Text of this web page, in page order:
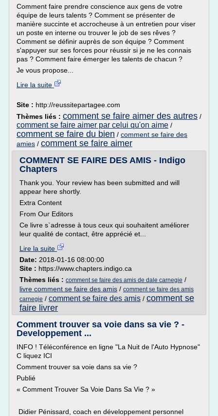
Comment faire prendre conscience aux gens de votre
équipe de leurs talents ? Comment se présenter de
manière succinte et accrocheuse à un entretien pour viser
un poste en interne ou trouver le job de ses rêves ?
Comment se définir auprès de son équipe ? Comment
s'appuyer sur ses forces pour réussir si je ne les connais
pas ? Comment faire émerger les talents de chacun ?
Je vous propose...
Lire la suite
Site : http://reussitepartagee.com
Thèmes liés : comment se faire aimer des autres /
comment se faire aimer par celui qu'on aime /
comment se faire du bien / comment se faire des
amies / comment se faire aimer
COMMENT SE FAIRE DES AMIS - Indigo
Chapters
Thank you. Your review has been submitted and will
appear here shortly.
Extra Content
From Our Editors
Ce livre s`adresse à tous ceux qui souhaitent améliorer
leur qualité de contact, être apprécié et...
Lire la suite
Date: 2018-01-16 08:00:00
Site : https://www.chapters.indigo.ca
Thèmes liés : comment se faire des amis de dale carnegie /
livre comment se faire des amis / comment se faire des amis
carnegie / comment se faire des amis / comment se
faire livrer
Comment trouver sa voie dans sa vie ? -
Developpement ...
INFO ! Téléconférence en ligne "La Nuit de l'Auto Hypnose"
C liquez ICI
Comment trouver sa voie dans sa vie ?
Publié
« Comment Trouver Sa Voie Dans Sa Vie ? »
Didier Pénissard, coach en développement personnel